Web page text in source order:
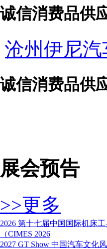
诚信消费品供
沧州伊尼
诚信消费品供
展会预告
>>更多
2026 第十七届中国国际机床
（CIMES 2026
2027 GT Show 中国汽车文化